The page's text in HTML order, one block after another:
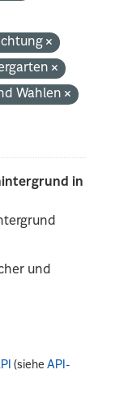
Wahlen
in
und
(sieheAPI-